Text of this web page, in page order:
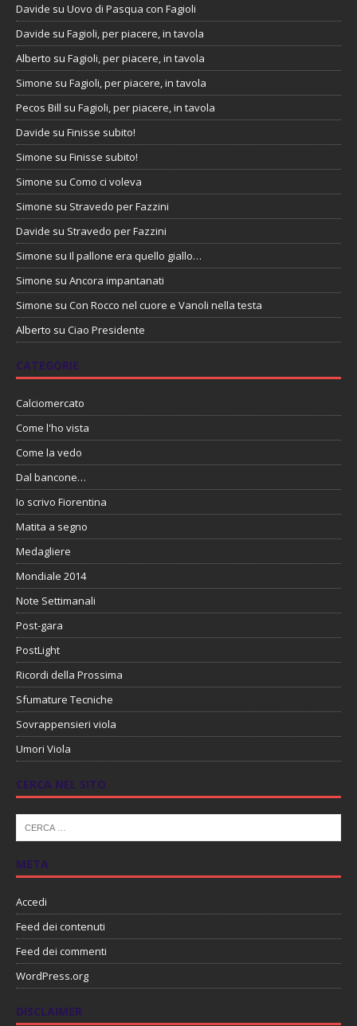
Davide su Uovo di Pasqua con Fagioli
Davide su Fagioli, per piacere, in tavola
Alberto su Fagioli, per piacere, in tavola
Simone su Fagioli, per piacere, in tavola
Pecos Bill su Fagioli, per piacere, in tavola
Davide su Finisse subito!
Simone su Finisse subito!
Simone su Como ci voleva
Simone su Stravedo per Fazzini
Davide su Stravedo per Fazzini
Simone su Il pallone era quello giallo…
Simone su Ancora impantanati
Simone su Con Rocco nel cuore e Vanoli nella testa
Alberto su Ciao Presidente
CATEGORIE
Calciomercato
Come l'ho vista
Come la vedo
Dal bancone…
Io scrivo Fiorentina
Matita a segno
Medagliere
Mondiale 2014
Note Settimanali
Post-gara
PostLight
Ricordi della Prossima
Sfumature Tecniche
Sovrappensieri viola
Umori Viola
CERCA NEL SITO
META
Accedi
Feed dei contenuti
Feed dei commenti
WordPress.org
DISCLAIMER